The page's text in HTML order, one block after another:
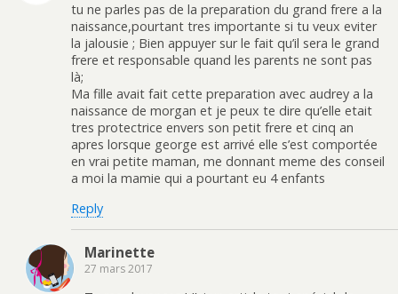
tu ne parles pas de la preparation du grand frere a la
naissance,pourtant tres importante si tu veux eviter
la jalousie ; Bien appuyer sur le fait qu’il sera le grand
frere et responsable quand les parents ne sont pas
là;
Ma fille avait fait cette preparation avec audrey a la
naissance de morgan et je peux te dire qu’elle etait
tres protectrice envers son petit frere et cinq an
apres lorsque george est arrivé elle s’est comportée
en vrai petite maman, me donnant meme des conseil
a moi la mamie qui a pourtant eu 4 enfants
Reply
Marinette
27 mars 2017